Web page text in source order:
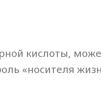
кислоты,
«носителя